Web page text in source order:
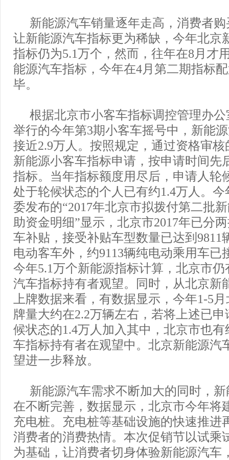
新能源汽车销量逐年走高，消费者
让新能源汽车指标更为稀缺，今年北京
指标仍为5.1万个，然而，往年在8月才
能源汽车指标，今年在4月第二期指标
毕。
根据北京市小客车指标调控管理办
举行的今年第3期小客车摇号中，新能
接近2.9万人。按照规定，通过资格审
新能源小客车指标申请，按申请时间先
指标。当年指标额度用尽后，申请人轮
处于轮候状态的个人已有约1.4万人。
委发布的“2017年北京市拟拨付第二批
助资金明细”显示，北京市2017年已分
车补贴，接受补贴车型数量已达到9811
电动客车外，约9113辆纯电动乘用车已
今年5.1万个新能源指标计算，北京市
汽车指标持有者观望。同时，从北京新
上牌数据来看，有数据显示，今年1-5
牌量大约在2.2万辆左右，若将上述已
候状态的1.4万人加入其中，北京市也
车指标持有者在观望中。北京新能源汽
望进一步释放。
新能源汽车需求不断加大的同时，
在不断完善，数据显示，北京市今年将
充电桩。充电桩等基础设施的快速推进
消费者的消费热情。本次促销节以试乘
为基础，让消费者切身体验新能源汽车